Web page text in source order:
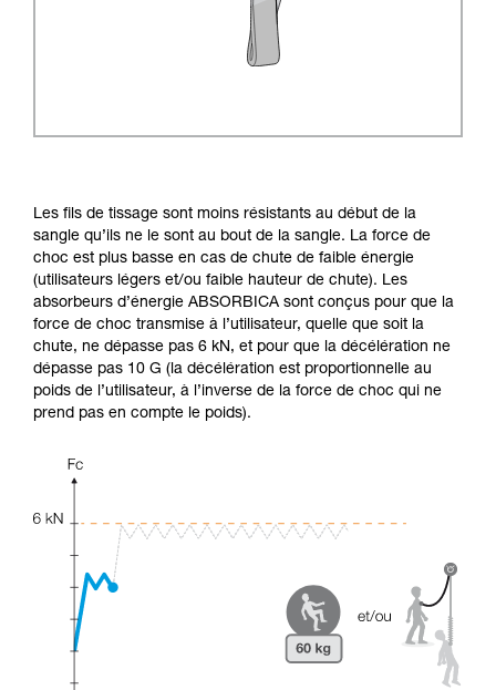
Les fils de tissage sont moins résistants au début de la
sangle qu’ils ne le sont au bout de la sangle. La force de
choc est plus basse en cas de chute de faible énergie
(utilisateurs légers et/ou faible hauteur de chute). Les
absorbeurs d’énergie ABSORBICA sont conçus pour que la
force de choc transmise à l’utilisateur, quelle que soit la
chute, ne dépasse pas 6 kN, et pour que la décélération ne
dépasse pas 10 G (la décélération est proportionnelle au
poids de l’utilisateur, à l’inverse de la force de choc qui ne
prend pas en compte le poids).